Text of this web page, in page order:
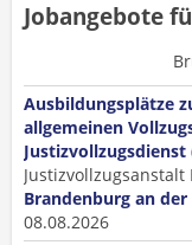
Jobangebote
Ausbildungsplätze
allgemeinen
Brandenburg an der
08.08.2026